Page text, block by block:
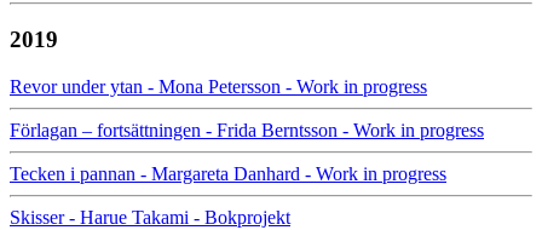
2019
Revor under ytan - Mona Petersson - Work in progress
Förlagan – fortsättningen - Frida Berntsson - Work in progress
Tecken i pannan - Margareta Danhard - Work in progress
Skisser - Harue Takami - Bokprojekt